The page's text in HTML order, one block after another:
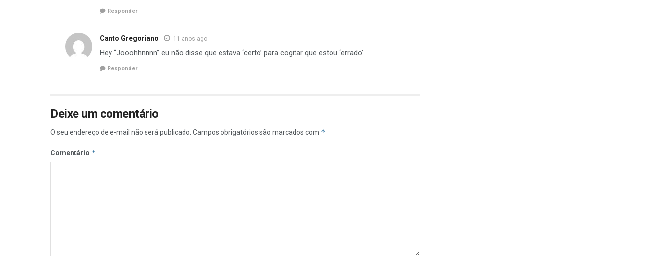
Responder
Canto Gregoriano 11 anos ago
Hey “Jooohhnnnn” eu não disse que estava ‘certo’ para cogitar que estou ‘errado’.
Responder
Deixe um comentário
O seu endereço de e-mail não será publicado. Campos obrigatórios são marcados com *
Comentário *